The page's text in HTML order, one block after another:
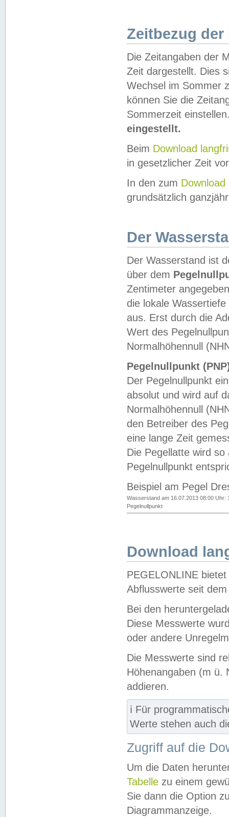
Zeitbezug der
Die Zeitangaben der
Zeit dargestellt. Dies
Wechsel im Sommer
können Sie die
Sommerzeit
eingestellt.
Beim Download
in gesetzlicher Zeit
In den zum Download
grundsätzlich
Der
Der Wasserstand ist
über dem
Zentimeter
die lokale
aus. Erst durch die
Wert des
Normalhöhennull
Pegelnullpunkt
Der Pegelnullpunkt
absolut und wird auf
Normalhöhennull
den Betreiber des
eine lange Zeit
Die Pegellatte wird
Pegelnullpunkt
Beispiel am Pegel
Wasserstand am 16.07.2013 08:00 Uhr:
Pegelnullpunkt
Download
PEGELONLINE
Abflusswerte seit
Bei den
Diese Messwerte
oder andere
Die Messwerte sind
Höhenangaben (m ü.
addieren.
ℹ️ Für
Werte stehen auch
Zugriff auf die
Um die Daten
Tabelle zu einem
Sie dann die Option
Diagrammanzeige.